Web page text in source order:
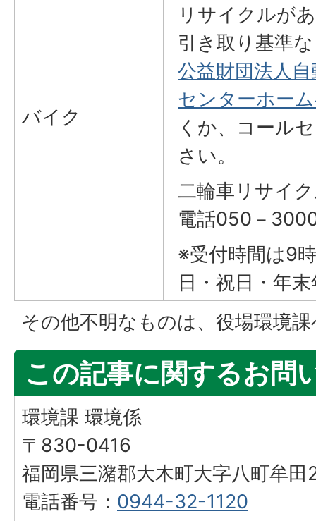
バイク
リサイクルが
引き取り基準
公益財団法人
センターホー
くか、コール
さい。
二輪車リサイ
電話050－
※受付時間は9
日・祝日・年
その他不明なものは、役場環境
この記事に関するお問
環境課 環境係
〒830-0416
福岡県三潴郡大木町大字八町牟
電話番号： 0944-32-1120